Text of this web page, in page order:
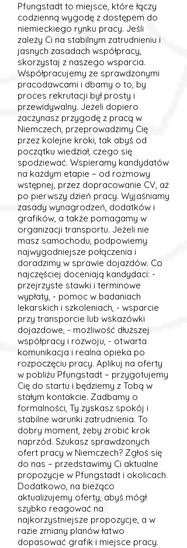
Pfungstadt to miejsce, które łączy
codzienną wygodę z dostępem do
niemieckiego rynku pracy. Jeśli
zależy Ci na stabilnym zatrudnieniu i
jasnych zasadach współpracy,
skorzystaj z naszego wsparcia.
Współpracujemy ze sprawdzonymi
pracodawcami i dbamy o to, by
proces rekrutacji był prosty i
przewidywalny. Jeżeli dopiero
zaczynasz przygodę z pracą w
Niemczech, przeprowadzimy Cię
przez kolejne kroki, tak abyś od
początku wiedział, czego się
spodziewać. Wspieramy kandydatów
na każdym etapie – od rozmowy
wstępnej, przez dopracowanie CV, aż
po pierwszy dzień pracy. Wyjaśniamy
zasady wynagrodzeń, dodatków i
grafików, a także pomagamy w
organizacji transportu. Jeżeli nie
masz samochodu, podpowiemy
najwygodniejsze połączenia i
doradzimy w sprawie dojazdów. Co
najczęściej doceniają kandydaci: -
przejrzyste stawki i terminowe
wypłaty, - pomoc w badaniach
lekarskich i szkoleniach, - wsparcie
przy transporcie lub wskazówki
dojazdowe, - możliwość dłuższej
współpracy i rozwoju, - otwarta
komunikacja i realna opieka po
rozpoczęciu pracy. Aplikuj na oferty
w pobliżu Pfungstadt – przygotujemy
Cię do startu i będziemy z Tobą w
stałym kontakcie. Zadbamy o
formalności, Ty zyskasz spokój i
stabilne warunki zatrudnienia. To
dobry moment, żeby zrobić krok
naprzód. Szukasz sprawdzonych
ofert pracy w Niemczech? Zgłoś się
do nas – przedstawimy Ci aktualne
propozycje w Pfungstadt i okolicach.
Dodatkowo, na bieżąco
aktualizujemy oferty, abyś mógł
szybko reagować na
najkorzystniejsze propozycje, a w
razie zmiany planów łatwo
dopasować grafik i miejsce pracy.